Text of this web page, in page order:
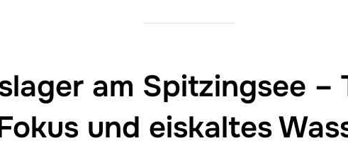
am Spitzingsee –
und eiskaltes